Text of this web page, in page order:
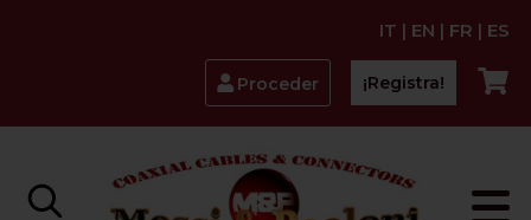
IT | EN | FR | ES
Proceder ¡Registra!